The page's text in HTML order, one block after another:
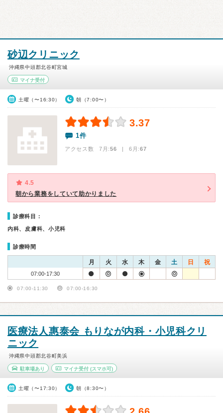
砂辺クリニック
沖縄県中頭郡北谷町宮城
マイナ受付
土曜（〜16:30） 朝（7:00〜）
3.37
1件
アクセス数 7月:56 | 6月:67
4.5
朝から業務をしていて助かりました
診療科目：
内科、皮膚科、小児科
診療時間
月 火 水 木 金 土 日 祝
07:00-17:30
07:00-11:30 07:00-16:30
医療法人惠泰会 もりなが内科・小児科クリ
ニック
沖縄県中頭郡北谷町美浜
駐車場あり マイナ受付(スマホ可)
土曜（〜17:30） 朝（8:30〜）